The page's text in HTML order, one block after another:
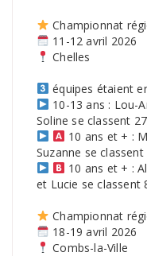
Championnat
11-12 avril 2026
Chelles
équipes étaient
10-13 ans : Lou-
Soline se classent
10 ans et + :
Suzanne se
10 ans et + :
et Lucie se classent
Championnat
18-19 avril 2026
Combs-la-Ville